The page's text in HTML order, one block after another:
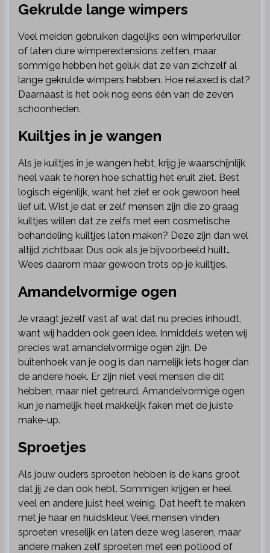
Gekrulde lange wimpers
Veel meiden gebruiken dagelijks een wimperkruller
of laten dure wimperextensions zetten, maar
sommige hebben het geluk dat ze van zichzelf al
lange gekrulde wimpers hebben. Hoe relaxed is dat?
Daarnaast is het ook nog eens één van de zeven
schoonheden.
Kuiltjes in je wangen
Als je kuiltjes in je wangen hebt, krijg je waarschijnlijk
heel vaak te horen hoe schattig het eruit ziet. Best
logisch eigenlijk, want het ziet er ook gewoon heel
lief uit. Wist je dat er zelf mensen zijn die zo graag
kuiltjes willen dat ze zelfs met een cosmetische
behandeling kuiltjes laten maken? Deze zijn dan wel
altijd zichtbaar. Dus ook als je bijvoorbeeld huilt…
Wees daarom maar gewoon trots op je kuiltjes.
Amandelvormige ogen
Je vraagt jezelf vast af wat dat nu precies inhoudt,
want wij hadden ook geen idee. Inmiddels weten wij
precies wat amandelvormige ogen zijn. De
buitenhoek van je oog is dan namelijk iets hoger dan
de andere hoek. Er zijn niet veel mensen die dit
hebben, maar niet getreurd. Amandelvormige ogen
kun je namelijk heel makkelijk faken met de juiste
make-up.
Sproetjes
Als jouw ouders sproeten hebben is de kans groot
dat jij ze dan ook hebt. Sommigen krijgen er heel
veel en andere juist heel weinig. Dat heeft te maken
met je haar en huidskleur. Veel mensen vinden
sproeten vreselijk en laten deze weg laseren, maar
andere maken zelf sproeten met een potlood of